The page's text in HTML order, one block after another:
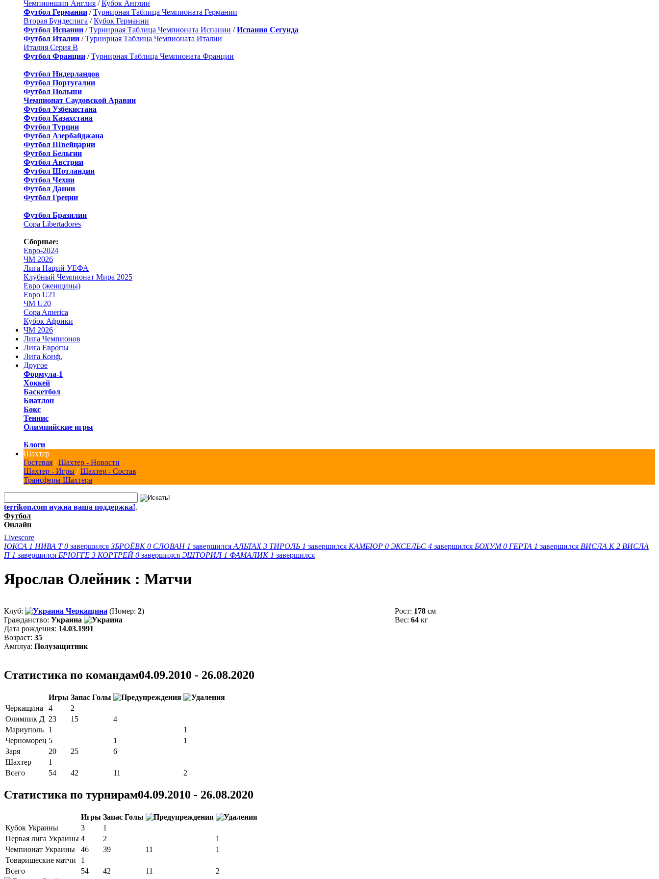
Чемпионшип Англия /Кубок Англии
Футбол Германии /Турнирная Таблица Чемпионата Германии
Вторая Бундеслига /Кубок Германии
Футбол Испании /Турнирная Таблица Чемпионата Испании /Испания Сегунда
Футбол Италии /Турнирная Таблица Чемпионата Италии
Италия Серия B
Футбол Франции /Турнирная Таблица Чемпионата Франции
Футбол Нидерландов
Футбол Португалии
Футбол Польши
Чемпионат Саудовской Аравии
Футбол Узбекистана
Футбол Казахстана
Футбол Турции
Футбол Азербайджана
Футбол Швейцарии
Футбол Бельгии
Футбол Австрии
Футбол Шотландии
Футбол Чехии
Футбол Дании
Футбол Греции
Футбол Бразилии
Copa Libertadores
Сборные:
Евро-2024
ЧМ 2026
Лига Наций УЕФА
Клубный Чемпионат Мира 2025
Евро (женщины)
Евро U21
ЧМ U20
Copa America
Кубок Африки
ЧМ 2026
Лига Чемпионов
Лига Европы
Лига Конф.
Другое
Формула-1
Хоккей
Баскетбол
Биатлон
Бокс
Теннис
Олимпийские игры
Блоги
Шахтер
Гостевая /Шахтер - Новости
Шахтер - Игры /Шахтер - Состав
Трансферы Шахтера
terrikon.com нужна ваша поддержка!.
Футбол
Онлайн
Livescore
ЮКСА 1 НИВА Т 0 завершился ЗБРОЁВК 0 СЛОВАН 1 завершился АЛЬТАХ 3 ТИРОЛЬ 1 завершился КАМБЮР 0 ЭКСЕЛЬС 4 завершился БОХУМ 0 ГЕРТА 1 завершился ВИСЛА K 2 ВИСЛА
П 1 завершился БРЮГГЕ 3 КОРТРЕЙ 0 завершился ЭШТОРИЛ 1 ФАМАЛИК 1 завершился
Ярослав Олейник : Матчи
Клуб: Черкащина (Номер: 2)
Гражданство: Украина
Дата рождения: 14.03.1991
Возраст: 35
Амплуа: Полузащитник
Рост: 178см
Вес: 64кг
Статистика по командам04.09.2010 - 26.08.2020
Игры Запас Голы
Черкащина
4
2
Олимпик Д 23 15
4
Мариуполь
1
1
Черноморец 5 1
1
Заря
20 25
6
Шахтер
1
Всего
54 42 11 2
Статистика по турнирам04.09.2010 - 26.08.2020
Игры Запас Голы
Кубок Украины
3
1
Первая лига Украины 4 2
1
Чемпионат Украины
46 39 11
1
Товарищеские матчи
1
Всего
54 42 11 2